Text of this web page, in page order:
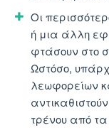
Οι
ή μια άλλη
φτάσουν στο
Ωστόσο,
λεωφορείων
τρένου από